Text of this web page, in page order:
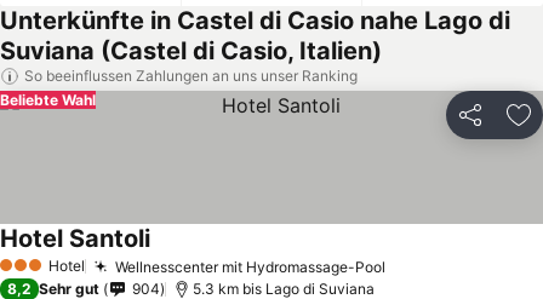
Unterkünfte in Castel di Casio nahe Lago di
Suviana (Castel di Casio, Italien)
So beeinflussen Zahlungen an uns unser Ranking
Teilen
Beliebte Wahl
3 SterneHotel Wellnesscenter mit Hydromassage-Pool
Hotel Santoli
8,2 Sehr gut 904 5.3 km bis Lago di Suviana